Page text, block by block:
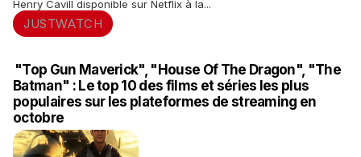
Henry Cavill disponible sur Netflix à la...
JUSTWATCH
"Top Gun Maverick", "House Of The Dragon", "The
Batman" : Le top 10 des films et séries les plus
populaires sur les plateformes de streaming en
octobre